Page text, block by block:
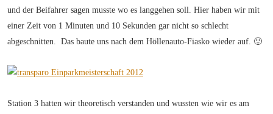
und der Beifahrer sagen musste wo es langgehen soll. Hier haben wir mit
einer Zeit von 1 Minuten und 10 Sekunden gar nicht so schlecht
abgeschnitten. Das baute uns nach dem Höllenauto-Fiasko wieder auf. 🙂
Station 3 hatten wir theoretisch verstanden und wussten wie wir es am